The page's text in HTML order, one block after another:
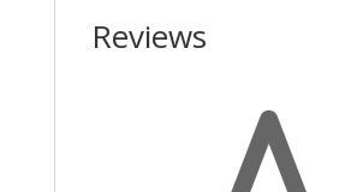
Reviews